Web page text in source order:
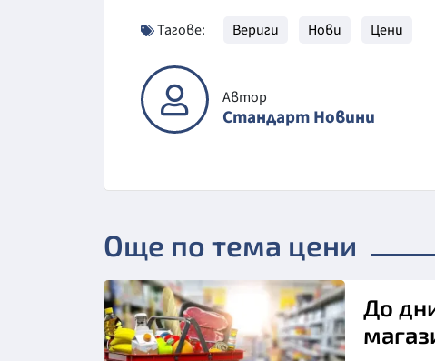
Тагове: Вериги Нови Цени
Автор
Стандарт Новини
Още по тема цени
До